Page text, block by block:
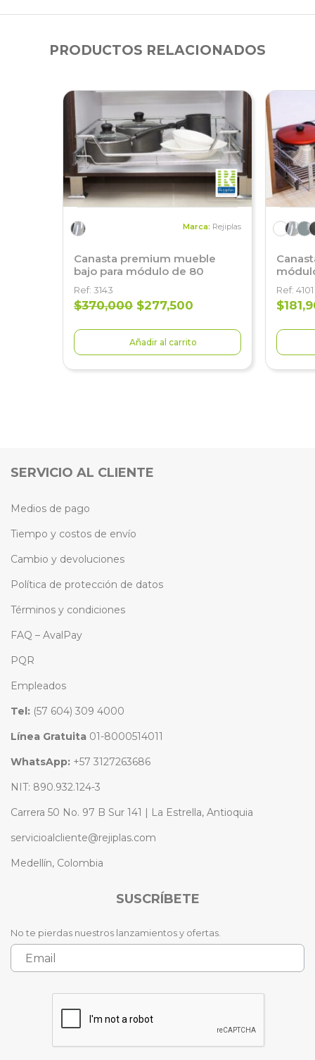
PRODUCTOS RELACIONADOS
Marca: Rejiplas
Canasta premium mueble
bajo para módulo de 80
Ref: 3143
$370,000 $277,500
Añadir al carrito
Ref: 4101
SERVICIO AL CLIENTE
Medios de pago
Tiempo y costos de envío
Cambio y devoluciones
Política de protección de datos
Términos y condiciones
FAQ – AvalPay
PQR
Empleados
Tel: (57 604) 309 4000
Línea Gratuita 01-8000514011
WhatsApp: +57 3127263686
NIT: 890.932.124-3
Carrera 50 No. 97 B Sur 141 | La Estrella, Antioquia
servicioalcliente@rejiplas.com
Medellín, Colombia
SUSCRÍBETE
No te pierdas nuestros lanzamientos y ofertas.